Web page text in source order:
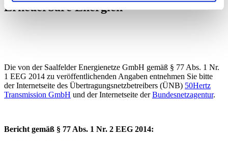
Erneuerbare Energien
Die von der Saalfelder Energienetze GmbH gemäß § 77 Abs. 1 Nr.
1 EEG 2014 zu veröffentlichenden Angaben entnehmen Sie bitte
der Internetseite des Übertragungsnetzbetreibers (ÜNB) 50Hertz
Transmission GmbH und der Internetseite derBundesnetzagentur.
Bericht gemäß § 77 Abs. 1 Nr. 2 EEG 2014: